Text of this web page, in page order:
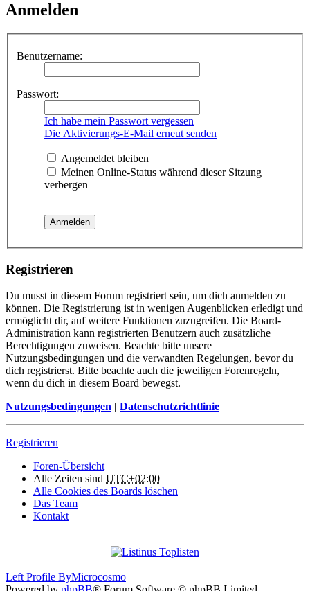
Anmelden
Benutzername:
Passwort:
Ich habe mein Passwort vergessen
Die Aktivierungs-E-Mail erneut senden
Angemeldet bleiben
Meinen Online-Status während dieser Sitzung
verbergen
Registrieren
Du musst in diesem Forum registriert sein, um dich anmelden zu
können. Die Registrierung ist in wenigen Augenblicken erledigt und
ermöglicht dir, auf weitere Funktionen zuzugreifen. Die Board-
Administration kann registrierten Benutzern auch zusätzliche
Berechtigungen zuweisen. Beachte bitte unsere
Nutzungsbedingungen und die verwandten Regelungen, bevor du
dich registrierst. Bitte beachte auch die jeweiligen Forenregeln,
wenn du dich in diesem Board bewegst.
Nutzungsbedingungen | Datenschutzrichtlinie
Registrieren
Foren-Übersicht
Alle Zeiten sind UTC+02:00
Alle Cookies des Boards löschen
Das Team
Kontakt
Left Profile ByMicrocosmo